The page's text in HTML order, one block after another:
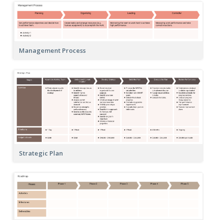
Management Process
Strategic Plan